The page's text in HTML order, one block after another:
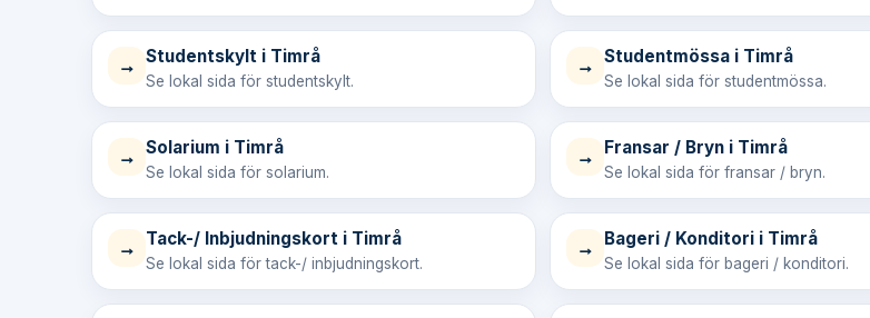
→ Studentskylt i Timrå
Se lokal sida för studentskylt.
→ Studentmössa i Timrå
Se lokal sida för studentmössa.
→ Solarium i Timrå
Se lokal sida för solarium.
→ Fransar / Bryn i Timrå
Se lokal sida för fransar / bryn.
→ Tack-/ Inbjudningskort i Timrå
Se lokal sida för tack-/ inbjudningskort.
→ Bageri / Konditori i Timrå
Se lokal sida för bageri / konditori.